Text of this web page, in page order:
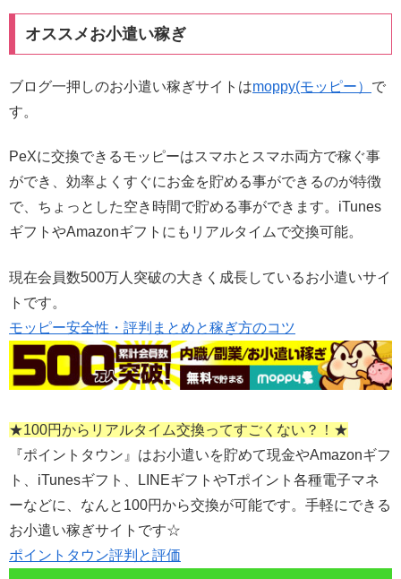
オススメお小遣い稼ぎ
ブログ一押しのお小遣い稼ぎサイトはmoppy(モッピー） で
す。
PeXに交換できるモッピーはスマホとスマホ両方で稼ぐ事
ができ、効率よくすぐにお金を貯める事ができるのが特徴
で、ちょっとした空き時間で貯める事ができます。iTunes
ギフトやAmazonギフトにもリアルタイムで交換可能。
現在会員数500万人突破の大きく成長しているお小遣いサイ
トです。
モッピー安全性・評判まとめと稼ぎ方のコツ
★100円からリアルタイム交換ってすごくない？！★
『ポイントタウン』はお小遣いを貯めて現金やAmazonギフ
ト、iTunesギフト、LINEギフトやTポイント各種電子マネ
ーなどに、なんと100円から交換が可能です。手軽にできる
お小遣い稼ぎサイトです☆
ポイントタウン評判と評価